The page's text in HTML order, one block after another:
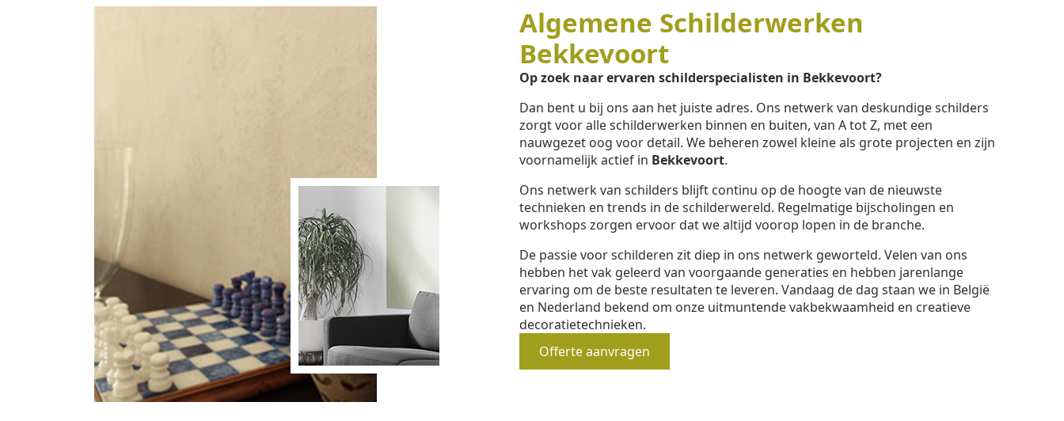
Algemene Schilderwerken
Bekkevoort
Op zoek naar ervaren schilderspecialisten in Bekkevoort?
Dan bent u bij ons aan het juiste adres. Ons netwerk van deskundige schilders
zorgt voor alle schilderwerken binnen en buiten, van A tot Z, met een
nauwgezet oog voor detail. We beheren zowel kleine als grote projecten en zijn
voornamelijk actief in Bekkevoort.
Ons netwerk van schilders blijft continu op de hoogte van de nieuwste
technieken en trends in de schilderwereld. Regelmatige bijscholingen en
workshops zorgen ervoor dat we altijd voorop lopen in de branche.
De passie voor schilderen zit diep in ons netwerk geworteld. Velen van ons
hebben het vak geleerd van voorgaande generaties en hebben jarenlange
ervaring om de beste resultaten te leveren. Vandaag de dag staan we in België
en Nederland bekend om onze uitmuntende vakbekwaamheid en creatieve
decoratietechnieken.
Offerte aanvragen